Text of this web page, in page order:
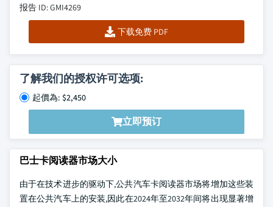
报告 ID: GMI4269
下载免费 PDF
了解我们的授权许可选项:
起價為: $2,450
立即预订
巴士卡阅读器市场大小
由于在技术进步的驱动下,公共汽车卡阅读器市场将增加这些装
置在公共汽车上的安装,因此在2024年至2032年间将出现显著增